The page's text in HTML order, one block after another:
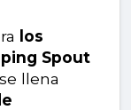
los
Spout
llena